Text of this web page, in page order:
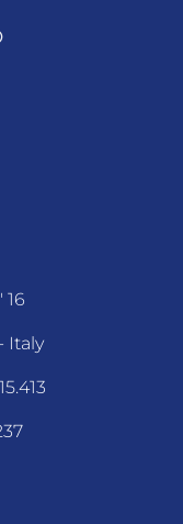
16
Italy